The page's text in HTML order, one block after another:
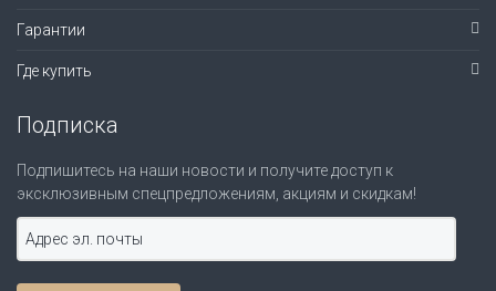
Гарантии
Где купить
Подписка
Подпишитесь на наши новости и получите доступ к
эксклюзивным спецпредложениям, акциям и скидкам!